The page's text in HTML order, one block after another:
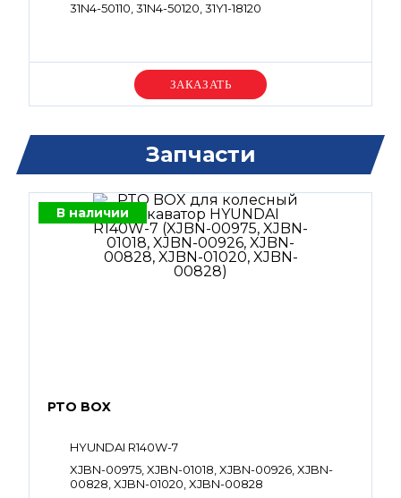
31N4-50110, 31N4-50120, 31Y1-18120
Уточняйте цену
Запчасти
В наличии
PTO BOX
HYUNDAI R140W-7
XJBN-00975, XJBN-01018, XJBN-00926, XJBN-
00828, XJBN-01020, XJBN-00828